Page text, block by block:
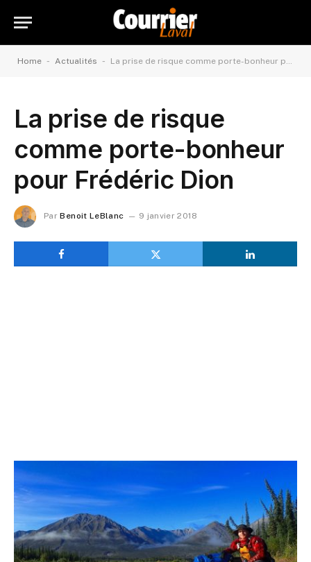
Home - Actualités - La prise de risque comme porte-bonheur pour Frédéric Dion
La prise de risque
comme porte-bonheur
pour Frédéric Dion
Par Benoit LeBlanc 9 janvier 2018